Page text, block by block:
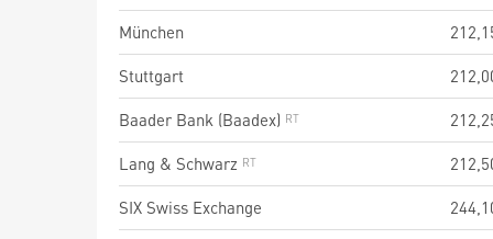
München
Stuttgart
Baader Bank (Baadex)
Lang & Schwarz
SIX Swiss Exchange